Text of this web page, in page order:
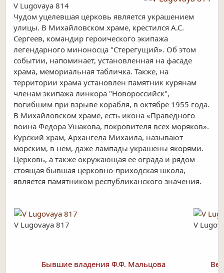
V Lugovaya 814
Чудом уцелевшая церковь является украшением
улицы. В Михайловском храме, крестился А.С.
Сергеев, командир героического экипажа
легендарного миноносца "Стерегущий». Об этом
событии, напоминает, установленная на фасаде
храма, мемориальная табличка. Также, на
территории храма установлен памятник курянам
членам экипажа линкора "Новороссийск",
погибшим при взрыве корабля, в октябре 1955 года.
В Михайловском храме, есть икона «Праведного
воина Федора Ушакова, покровителя всех моряков».
Курский храм, Архангела Михаила, называют
морским, в нём, даже лампады украшены якорями.
Церковь, а также окружающая её ограда и рядом
стоящая бывшая церковно-приходская школа,
является памятником республиканского значения.
V Lugovaya 817 V
Бывшие владения Ф.Ф. Мальцова